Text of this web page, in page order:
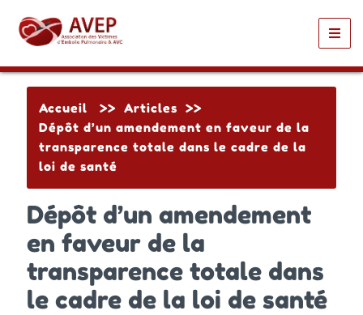
Accueil >> Articles >>
Dépôt d’un amendement en faveur de la
transparence totale dans le cadre de la
loi de santé
Dépôt d’un amendement
en faveur de la
transparence totale dans
le cadre de la loi de santé